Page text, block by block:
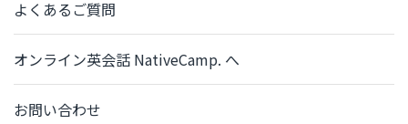
よくあるご質問
オンライン英会話 NativeCamp. へ
お問い合わせ